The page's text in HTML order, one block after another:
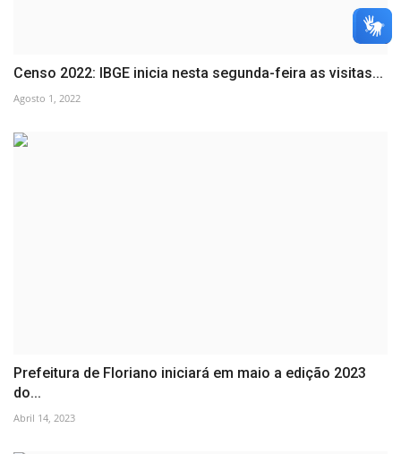
Censo 2022: IBGE inicia nesta segunda-feira as visitas...
Agosto 1, 2022
Prefeitura de Floriano iniciará em maio a edição 2023
do...
Abril 14, 2023